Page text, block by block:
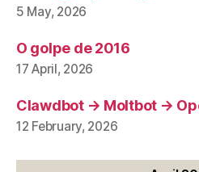
5 May, 2026
O golpe de 2016
17 April, 2026
Clawdbot → Moltbot →
12 February, 2026